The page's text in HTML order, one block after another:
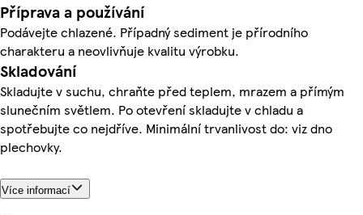
Příprava a používání
Podávejte chlazené. Případný sediment je přírodního
charakteru a neovlivňuje kvalitu výrobku.
Skladování
Skladujte v suchu, chraňte před teplem, mrazem a přímým
slunečním světlem. Po otevření skladujte v chladu a
spotřebujte co nejdříve. Minimální trvanlivost do: viz dno
plechovky.
Více informací